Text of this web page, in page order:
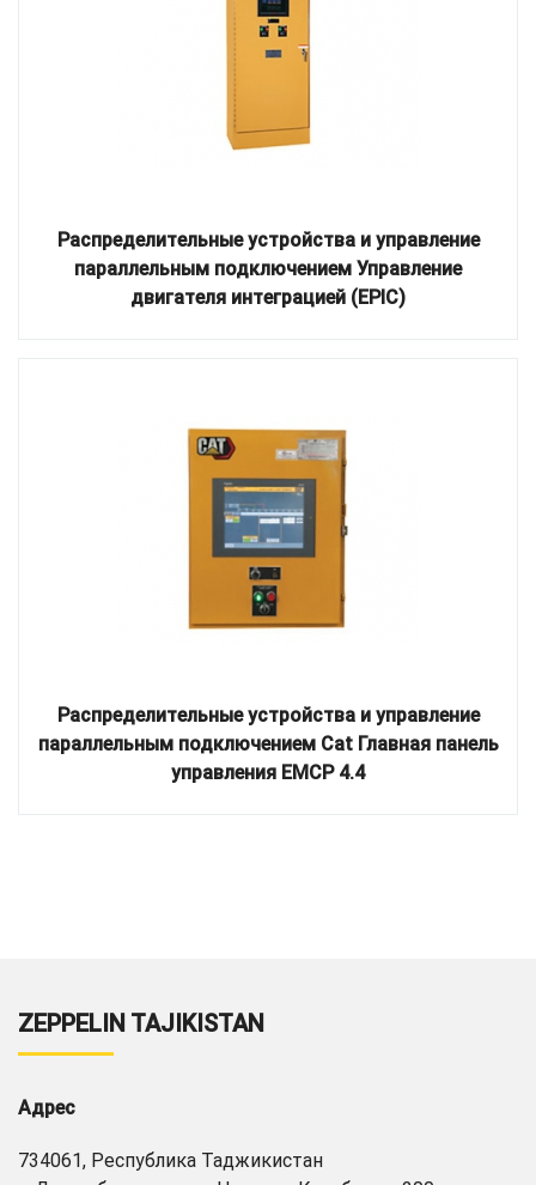
Распределительные устройства и управление
параллельным подключением Управление
двигателя интеграцией (EPIC)
Распределительные устройства и управление
параллельным подключением Cat Главная панель
управления EMCP 4.4
ZEPPELIN TAJIKISTAN
Адрес
734061, Республика Таджикистан